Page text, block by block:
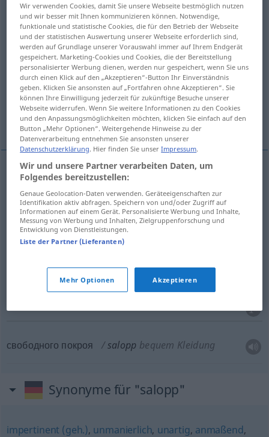
Übersicht aller Übersetzungen
(Für mehr Details die Übersetzung anklicken/antippen)
фамильярный, фамильярно-разговорный
фамильярный, развязный
свободного покроя
фамильярный salopp
фамильярно-разговорный salopp
, -ен salopp Benehmen
свободного покроя salopp bequem Kleidung
Synonyme für "salopp"
impertinent (geh.), unmanierlich, unartig, anmaßend,
Wir verwenden Cookies, damit Sie unsere Webseite bestmöglich nutzen
und wir besser mit Ihnen kommunizieren können. Notwendige,
funktionale und statistische Cookies, die für den Betrieb der Webseite
und der statistischen Auswertung unserer Webseite erforderlich sind,
werden auf Grundlage unserer Vorauswahl immer auf Ihrem Endgerät
gespeichert. Marketing-Cookies und Cookies, die der Bereitstellung
personalisierter Werbung dienen, werden nur gespeichert, wenn Sie uns
durch einen Klick auf den „Akzeptieren“-Button Ihr Einverständnis
geben. Klicken Sie ansonsten auf „Fortfahren ohne Akzeptieren“. Sie
können Ihre Einwilligung jederzeit für zukünftige Besuche unserer
Webseite widerrufen. Wenn Sie weitere Informationen zu den Cookies
und den Anpassungsmöglichkeiten möchten, klicken Sie einfach auf den
Button „Mehr Optionen“. Weitergehende Hinweise zu der
Datenverarbeitung entnehmen Sie ansonsten unserer
Datenschutzerklärung. Hier finden Sie unserImpressum.
Wir und unsere Partner verarbeiten Daten, um
Folgendes bereitzustellen:
Genaue Geolocation-Daten verwenden. Geräteeigenschaften zur
Identifikation aktiv abfragen. Speichern von und/oder Zugriff auf
Informationen auf einem Gerät. Personalisierte Werbung und Inhalte,
Messung von Werbung und Inhalten, Zielgruppenforschung und
Entwicklung von Dienstleistungen.
Liste der Partner (Lieferanten)
Mehr Optionen Akzeptieren